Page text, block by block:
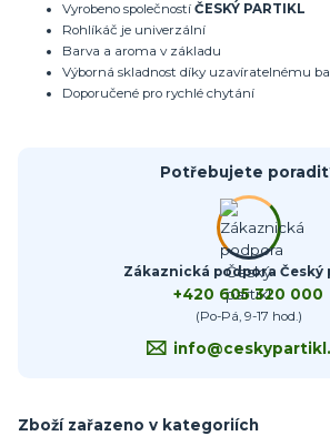
Vyrobeno společností ČESKÝ PARTIKL
Rohlíkáč je univerzální
Barva a aroma v základu
Výborná skladnost díky uzavíratelnému
Doporučené pro rychlé chytání
Potřebujete
Zákaznická podpora Český
+420 605 320 000
(Po-Pá, 9-17 hod.)
Zboží zařazeno v kategoriích